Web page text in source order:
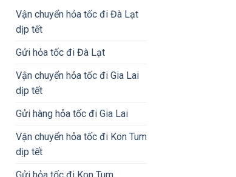
Vận chuyển hỏa tốc đi Đà Lạt
dịp tết
Gửi hỏa tốc đi Đà Lạt
Vận chuyển hỏa tốc đi Gia Lai
dịp tết
Gửi hàng hỏa tốc đi Gia Lai
Vận chuyển hỏa tốc đi Kon Tum
dịp tết